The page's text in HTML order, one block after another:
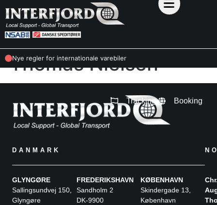
Nye regler for internationale varebiler
Thomas Nielsen
Tracking Booking
DANMARK
GLYNGØRE
Sallingsundvej 150,
Glyngøre
FREDERIKSHAVN
Sandholm 2
DK-9900
KØBENHAVN
Skindergade 13,
København